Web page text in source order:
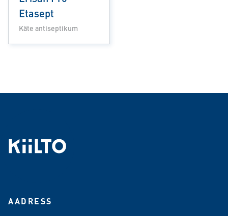
Etasept
Käte antiseptikum
AADRESS